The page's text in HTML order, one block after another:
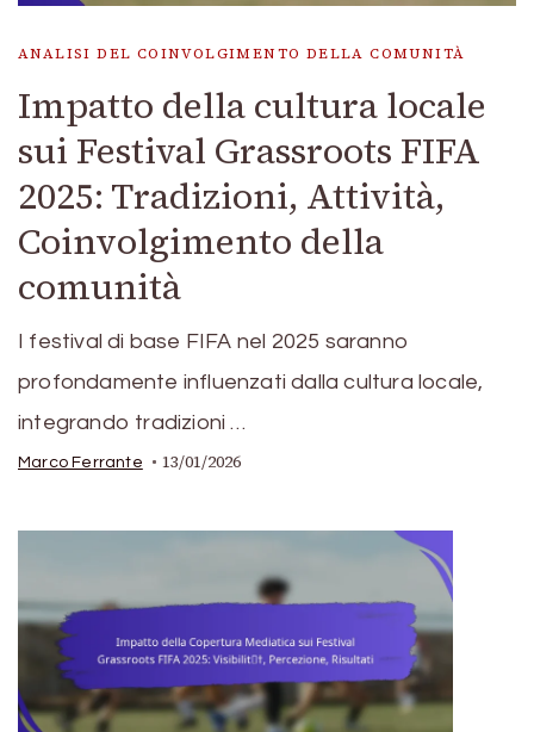
ANALISI DEL COINVOLGIMENTO DELLA COMUNITÀ
Impatto della cultura locale
sui Festival Grassroots FIFA
2025: Tradizioni, Attività,
Coinvolgimento della
comunità
I festival di base FIFA nel 2025 saranno
profondamente influenzati dalla cultura locale,
integrando tradizioni …
Marco Ferrante 13/01/2026